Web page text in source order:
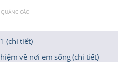
QUẢNG CÁO
(chi tiết)
về nơi em sống (chi tiết)